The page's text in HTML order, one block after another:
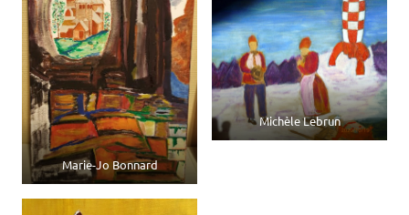
Marie-Jo Bonnard
Michèle Lebrun